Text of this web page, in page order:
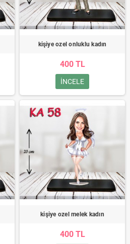
kişiye ozel onluklu kadın
400 TL
INCELE
kişiye ozel melek kadın
400 TL